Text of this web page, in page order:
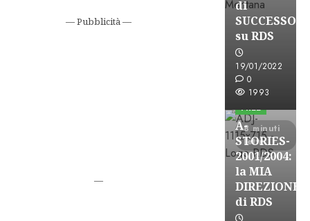
— Pubblicità —
—
di
SUCCESSO
su RDS
19/01/2022
0
1993
8 minuti
letti
A-Stories
Formazione
FREE
A-
STORIES-
2001/2004:
la MIA
DIREZIONE
di RDS
A-Stories